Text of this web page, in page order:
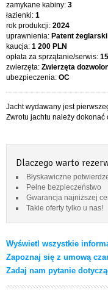
zamykane kabiny: 3
łazienki: 1
rok produkcji: 2024
uprawnienia: Patent żeglarski
kaucja: 1 200 PLN
opłata za sprzątanie/serwis:
zwierzęta: Zwierzęta
ubezpieczenia: OC
Jacht wydawany jest
Zwrotu jachtu należy
Dlaczego warto
Błyskawiczne
Pełne bezpieczeństwo
Gwarancja najniższej
Takie oferty tylko u nas!
Wyświetl wszystkie
Zapoznaj się z umową
Zadaj nam pytanie